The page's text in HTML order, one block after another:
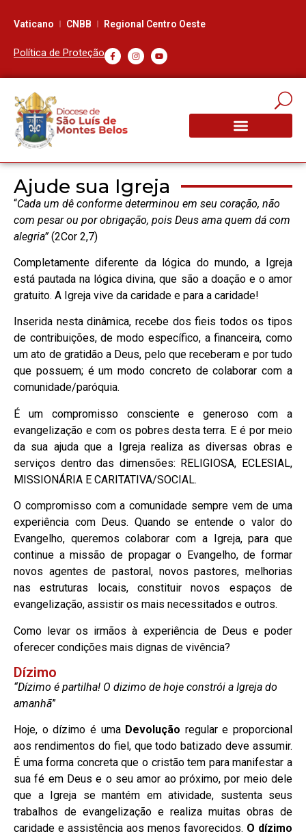
Vaticano CNBB Regional Centro Oeste
Política de Proteção
Ajude sua Igreja
“Cada um dê conforme determinou em seu coração, não
com pesar ou por obrigação, pois Deus ama quem dá com
alegria”(2Cor 2,7)
Completamente diferente da lógica do mundo, a Igreja
está pautada na lógica divina, que são a doação e o amor
gratuito. A Igreja vive da caridade e para a caridade!
Inserida nesta dinâmica, recebe dos fieis todos os tipos
de contribuições, de modo específico, a financeira, como
um ato de gratidão a Deus, pelo que receberam e por tudo
que possuem; é um modo concreto de colaborar com a
comunidade/paróquia.
É um compromisso consciente e generoso com a
evangelização e com os pobres desta terra. E é por meio
da sua ajuda que a Igreja realiza as diversas obras e
serviços dentro das dimensões: RELIGIOSA, ECLESIAL,
MISSIONÁRIA E CARITATIVA/SOCIAL.
O compromisso com a comunidade sempre vem de uma
experiência com Deus. Quando se entende o valor do
Evangelho, queremos colaborar com a Igreja, para que
continue a missão de propagar o Evangelho, de formar
novos agentes de pastoral, novos pastores, melhorias
nas estruturas locais, constituir novos espaços de
evangelização, assistir os mais necessitados e outros.
Como levar os irmãos à experiência de Deus e poder
oferecer condições mais dignas de vivência?
Dízimo
“Dízimo é partilha! O dizimo de hoje constrói a Igreja do
amanhã”
Hoje, o dízimo é umaDevolução regular e proporcional
aos rendimentos do fiel, que todo batizado deve assumir.
É uma forma concreta que o cristão tem para manifestar a
sua fé em Deus e o seu amor ao próximo, por meio dele
que a Igreja se mantém em atividade, sustenta seus
trabalhos de evangelização e realiza muitas obras de
caridade e assistência aos menos favorecidos. O dízimo